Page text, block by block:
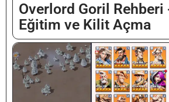
Overlord Goril Rehberi
Eğitim ve Kilit Açma